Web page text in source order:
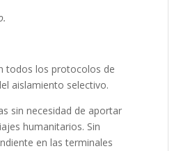
todos los protocolos de
aislamiento selectivo.
sin necesidad de aportar
humanitarios. Sin
en las terminales